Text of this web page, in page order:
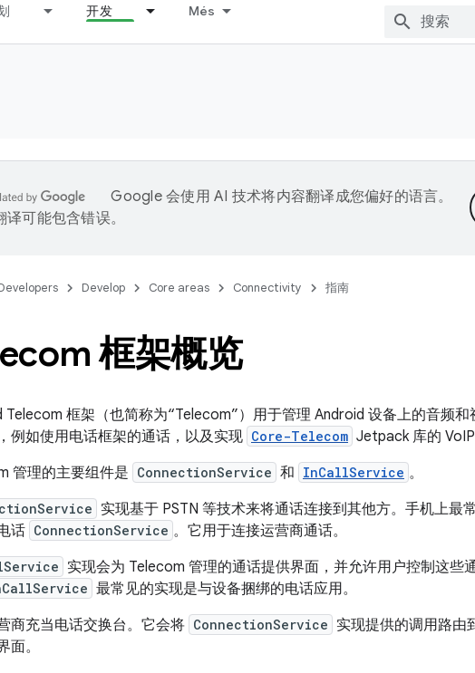
开发 Més
Google 会使用 AI 技术将内容翻译成您偏好的语言。
译可能包含错误。
Develop Core areas Connectivity 指南
框架概览
Telecom 框架（也简称为“Telecom”）用于管理 Android 设备上的音频
例如使用电话框架的通话，以及实现 Core-Telecom Jetpack 库的 VoIP
管理的主要组件是 ConnectionService 和 InCallService 。
实现基于 PSTN 等技术来将通话连接到其他方。手机上最
话 ConnectionService 。它用于连接运营商通话。
实现会为 Telecom 管理的通话提供界面，并允许用户控制这些
最常见的实现是与设备捆绑的电话应用。
商充当电话交换台。它会将 ConnectionService 实现提供的调用路由
面。